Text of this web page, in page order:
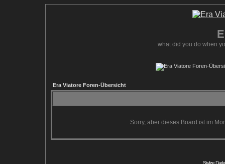
what did you do when
Era Viatore Foren-Übersicht
Sorry, aber dieses Board ist im
Stylize